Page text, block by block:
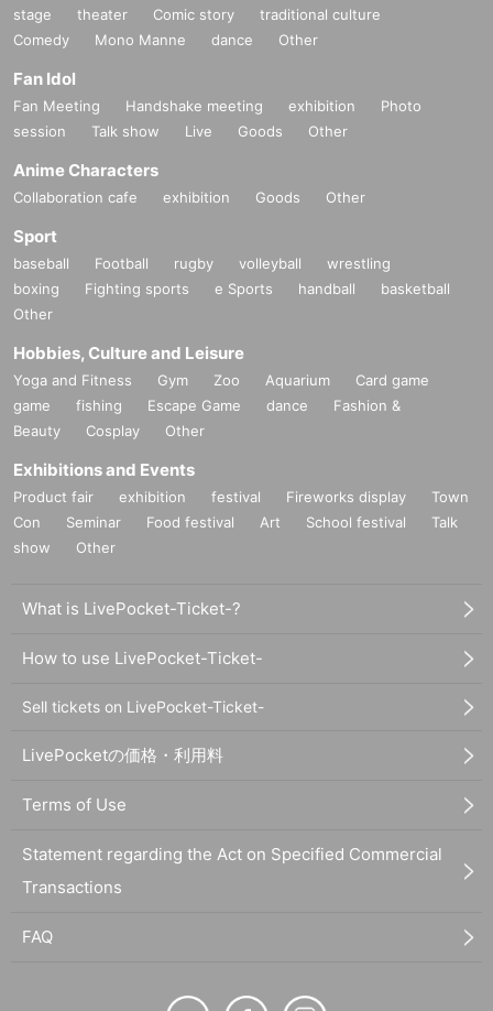
stage theater Comic story
traditional culture
Comedy
Mono Manne dance Other
Fan Idol
Fan Meeting Handshake meeting exhibition
Photo
session
Talk show Live Goods Other
Anime Characters
Collaboration cafe exhibition Goods Other
Sport
baseball Football rugby volleyball
wrestling
boxing
Fighting sports e Sports handball
basketball
Other
Hobbies, Culture and Leisure
Yoga and Fitness Gym Zoo Aquarium
Card game
game
fishing Escape Game dance
Fashion &
Beauty
Cosplay Other
Exhibitions and Events
Product fair exhibition festival Fireworks display
Town
Con
Seminar Food festival Art School festival
Talk
show
Other
What is LivePocket-Ticket-?
How to use LivePocket-Ticket-
Sell tickets on LivePocket-Ticket-
LivePocketの価格・利用料
Terms of Use
Statement regarding the Act on Specified Commercial
Transactions
FAQ